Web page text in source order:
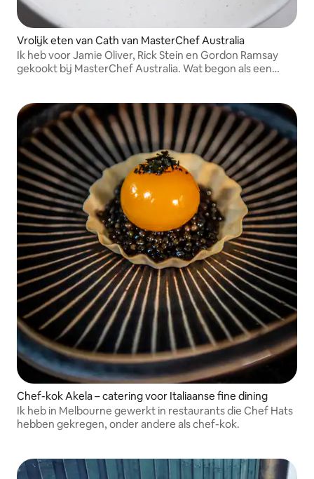
Vrolijk eten van Cath van MasterChef Australia
Ik heb voor Jamie Oliver, Rick Stein en Gordon Ramsay
gekookt bij MasterChef Australia. Wat begon als een
Chef-kok Akela – catering voor Italiaanse fine dining
Ik heb in Melbourne gewerkt in restaurants die Chef Hats
hebben gekregen, onder andere als chef-kok.